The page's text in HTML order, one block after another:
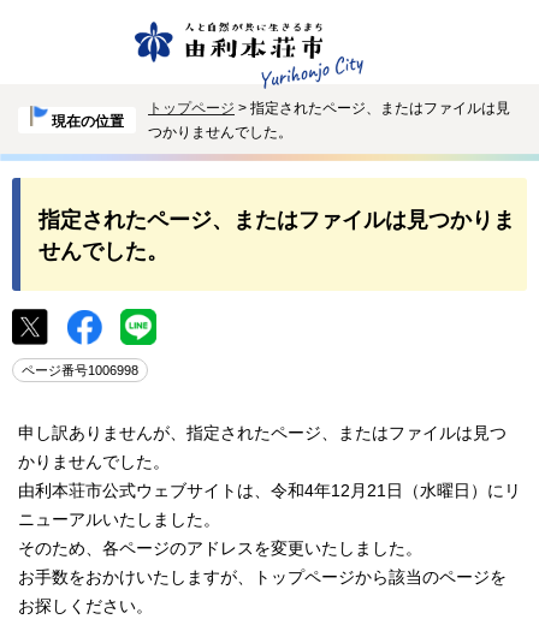
現在の位置
トップページ > 指定されたページ、またはファイルは見
つかりませんでした。
指定されたページ、またはファイルは見つかりま
せんでした。
ページ番号1006998
申し訳ありませんが、指定されたページ、またはファイルは見つ
かりませんでした。
由利本荘市公式ウェブサイトは、令和4年12月21日（水曜日）にリ
ニューアルいたしました。
そのため、各ページのアドレスを変更いたしました。
お手数をおかけいたしますが、トップページから該当のページを
お探しください。